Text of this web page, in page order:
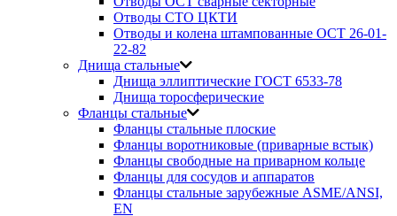
Отводы СТО ЦКТИ
Отводы и колена штампованные ОСТ 26-01-
22-82
Днища стальные
Днища эллиптические ГОСТ 6533-78
Днища торосферические
Фланцы стальные
Фланцы стальные плоские
Фланцы воротниковые (приварные встык)
Фланцы свободные на приварном кольце
Фланцы для сосудов и аппаратов
Фланцы стальные зарубежные ASME/ANSI,
EN